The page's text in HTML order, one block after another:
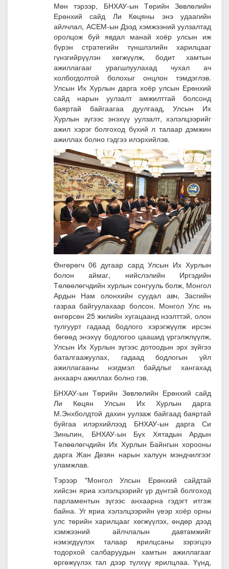
Мөн тэрээр, БНХАУ-ын Төрийн Зөвлөлийн
Ерөнхий сайд Ли Көцяны энэ удаагийн
айлчлал, АСЕМ-ын Дээд хэмжээний уулзалтад
оролцож буй явдал манай хоёр улсын иж
бүрэн стратегийн түншлэлийн харилцааг
гүнзгийрүүлэн хөгжүүлж, бодит хамтын
ажиллагааг урагшлуулахад чухал ач
холбогдолтой болохыг онцлон тэмдэглэв.
Улсын Их Хурлын дарга хоёр улсын Ерөнхий
сайд нарын уулзалт амжилттай болсонд
баяртай байгаагаа дуулгаад, Улсын Их
Хурлын зүгээс энэхүү уулзалт, хэлэлцээрийг
ажил хэрэг болгоход бүхий л талаар дэмжин
ажиллах болно гэдгээ илэрхийлэв.
Өнгөрөгч 06 дугаар сард Улсын Их Хурлын
болон аймаг, нийслэлийн Иргэдийн
Төлөөлөгчдийн хурлын сонгууль болж, Монгол
Ардын Нам олонхийн суудал авч, Засгийн
газраа байгуулахаар болсон. Монгол Улс нь
өнгөрсөн 25 жилийн хугацаанд нээлттэй, олон
тулгуурт гадаад бодлого хэрэгжүүлж ирсэн
бөгөөд энэхүү бодлогоо цаашид үргэлжлүүлж,
Улсын Их Хурлын зүгээс дотоодын эрх зүйгээ
баталгаажуулах, гадаад бодлогын үйл
ажиллагааны нэгдмэл байдлыг хангахад
анхаарч ажиллах болно гэв.
БНХАУ-ын Төрийн Зөвлөлийн Ерөнхий сайд
Ли Көцян Улсын Их Хурлын дарга
М.Энхболдтой дахин уулзаж байгаад баяртай
буйгаа илэрхийлээд БНХАУ-ын дарга Си
Зиньпин, БНХАУ-ын Бүх Хятадын Ардын
Төлөөлөгчдийн Их Хурлын Байнгын хорооны
дарга Жан Дөзян нарын халуун мэндчилгээг
уламжлав.
Тэрээр "Монгол Улсын Ерөнхий сайдтай
хийсэн яриа хэлэлцээрийг үр дүнтэй болгоход
парламентын зүгээс анхаарна гэдэгт итгэж
байна. Уг яриа хэлэлцээрийн үеэр хоёр орны
улс төрийн харилцааг хөгжүүлэх, өндөр дээд
хэмжээний айлчлалын давтамжийг
нэмэгдүүлэх талаар ярилцсаны зэрэгцээ
тодорхой салбаруудын хамтын ажиллагааг
өргөжүүлэх тал дээр түлхүү ярилцлаа. Үүнд,